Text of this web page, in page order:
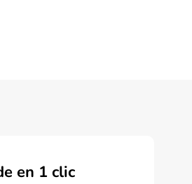
en 1 clic